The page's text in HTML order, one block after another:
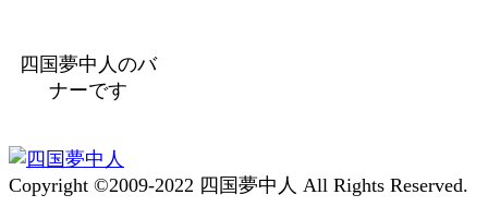
四国夢中人のバ
ナーです
Copyright ©2009-2022 四国夢中人 All Rights Reserved.